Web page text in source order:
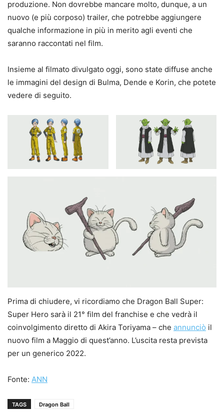
produzione. Non dovrebbe mancare molto, dunque, a un
nuovo (e più corposo) trailer, che potrebbe aggiungere
qualche informazione in più in merito agli eventi che
saranno raccontati nel film.
Insieme al filmato divulgato oggi, sono state diffuse anche
le immagini del design di Bulma, Dende e Korin, che potete
vedere di seguito.
Prima di chiudere, vi ricordiamo che Dragon Ball Super:
Super Hero sarà il 21° film del franchise e che vedrà il
coinvolgimento diretto di Akira Toriyama – che annunciò il
nuovo film a Maggio di quest’anno. L’uscita resta prevista
per un generico 2022.
Fonte: ANN
TAGS Dragon Ball